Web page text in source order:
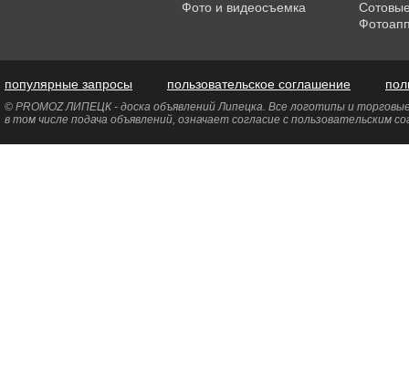
Фото и видеосъемка
популярные запросы пользовательское соглашение
© PROMOZ ЛИПЕЦК - доска объявлений Липецка. Все логотипы и
в том числе подача объявлений, означает согласие с пользовательским